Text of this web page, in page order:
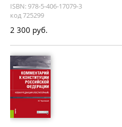
ISBN: 978-5-406-17079-3
код 725299
2 300 руб.